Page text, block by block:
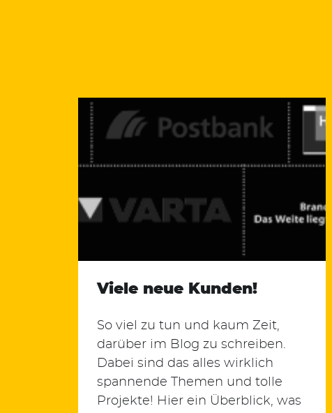
Suchen
nach:
Viele neue Kunden!
So viel zu tun und kaum Zeit,
darüber im Blog zu schreiben.
Dabei sind das alles wirklich
spannende Themen und tolle
Projekte! Hier ein Überblick, was